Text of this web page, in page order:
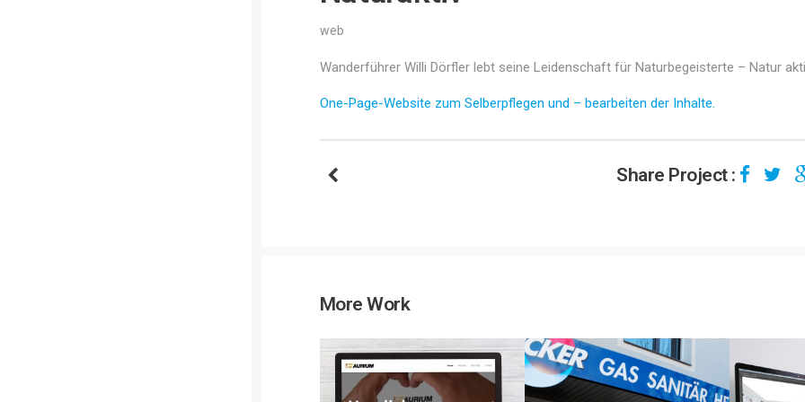
web
Wanderführer Willi Dörfler lebt seine Leidenschaft für Naturbegeisterte – Natur
One-Page-Website zum Selberpflegen und – bearbeiten der Inhalte.
Share Project :
More Work